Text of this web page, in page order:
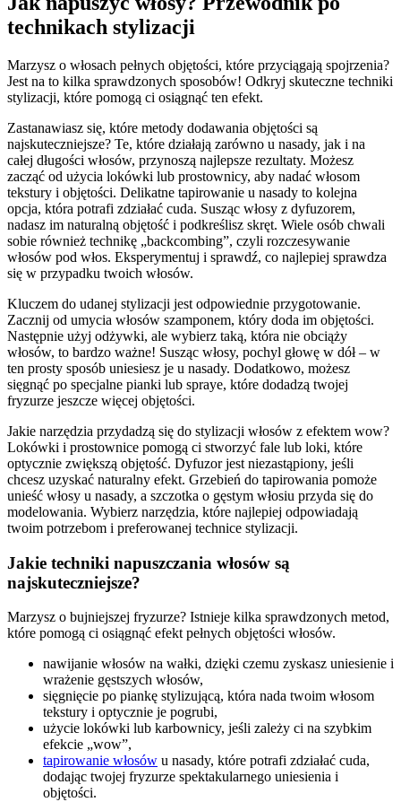
technikach stylizacji
Marzysz o włosach pełnych objętości, które przyciągają spojrzenia?
Jest na to kilka sprawdzonych sposobów! Odkryj skuteczne techniki
stylizacji, które pomogą ci osiągnąć ten efekt.
Zastanawiasz się, które metody dodawania objętości są
najskuteczniejsze? Te, które działają zarówno u nasady, jak i na
całej długości włosów, przynoszą najlepsze rezultaty. Możesz
zacząć od użycia lokówki lub prostownicy, aby nadać włosom
tekstury i objętości. Delikatne tapirowanie u nasady to kolejna
opcja, która potrafi zdziałać cuda. Susząc włosy z dyfuzorem,
nadasz im naturalną objętość i podkreślisz skręt. Wiele osób chwali
sobie również technikę „backcombing”, czyli rozczesywanie
włosów pod włos. Eksperymentuj i sprawdź, co najlepiej sprawdza
się w przypadku twoich włosów.
Kluczem do udanej stylizacji jest odpowiednie przygotowanie.
Zacznij od umycia włosów szamponem, który doda im objętości.
Następnie użyj odżywki, ale wybierz taką, która nie obciąży
włosów, to bardzo ważne! Susząc włosy, pochyl głowę w dół – w
ten prosty sposób uniesiesz je u nasady. Dodatkowo, możesz
sięgnąć po specjalne pianki lub spraye, które dodadzą twojej
fryzurze jeszcze więcej objętości.
Jakie narzędzia przydadzą się do stylizacji włosów z efektem wow?
Lokówki i prostownice pomogą ci stworzyć fale lub loki, które
optycznie zwiększą objętość. Dyfuzor jest niezastąpiony, jeśli
chcesz uzyskać naturalny efekt. Grzebień do tapirowania pomoże
unieść włosy u nasady, a szczotka o gęstym włosiu przyda się do
modelowania. Wybierz narzędzia, które najlepiej odpowiadają
twoim potrzebom i preferowanej technice stylizacji.
Jakie techniki napuszczania włosów są
najskuteczniejsze?
Marzysz o bujniejszej fryzurze? Istnieje kilka sprawdzonych metod,
które pomogą ci osiągnąć efekt pełnych objętości włosów.
nawijanie włosów na wałki, dzięki czemu zyskasz uniesienie i
wrażenie gęstszych włosów,
sięgnięcie po piankę stylizującą, która nada twoim włosom
tekstury i optycznie je pogrubi,
użycie lokówki lub karbownicy, jeśli zależy ci na szybkim
efekcie „wow”,
tapirowanie włosów u nasady, które potrafi zdziałać cuda,
dodając twojej fryzurze spektakularnego uniesienia i
objętości.